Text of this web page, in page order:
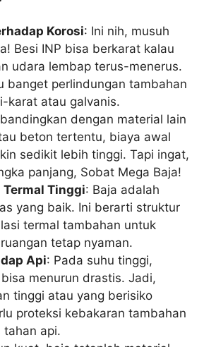
Korosi: Ini nih, musuh
Besi INP bisa berkarat kalau
udara lembap terus-menerus.
banget perlindungan tambahan
karat atau galvanis.
dengan material lain
beton tertentu, biaya awal
sedikit lebih tinggi. Tapi ingat,
panjang, Sobat Mega Baja!
Tinggi: Baja adalah
yang baik. Ini berarti struktur
termal tambahan untuk
tetap nyaman.
Api: Pada suhu tinggi,
menurun drastis. Jadi,
tinggi atau yang berisiko
proteksi kebakaran tambahan
tahan api.